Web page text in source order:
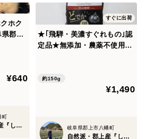
ホク
郡上
¥640
町
自然派・郡上産『しばの農園』
すぐに出荷
★｢飛騨・美濃すぐれもの｣認
定品★無添加・農薬不使用
約150g
¥1,490
岐阜県郡上市八幡町
自然派・郡上産『しばの農園』